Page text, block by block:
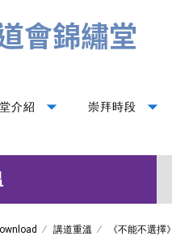
介紹 arrow_drop_down 崇拜時段 arrow_drop_down
講道重溫 《不能不選擇》